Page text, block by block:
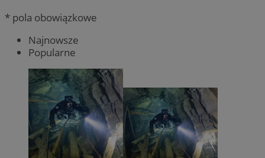
* pola obowiązkowe
Najnowsze
Popularne